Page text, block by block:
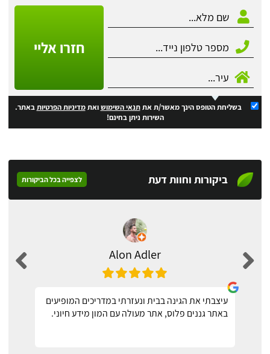
חזרו אליי
בשליחת הטופס הינך מאשר/ת אתתנאי השימושואתמדיניות הפרטיותבאתר.
השירות ניתן בחינם!
ביקורות וחוות דעת לצפייה בכל הביקורות
Alon Adler
עיצבתי את הגינה בבית ונעזרתי במדריכים המופיעים
באתר גננים פלוס, אתר מעולה עם המון מידע חיוני.